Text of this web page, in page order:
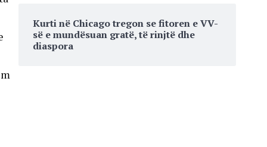
Kurti në Chicago tregon se fitoren e VV-
së e mundësuan gratë, të rinjtë dhe
diaspora